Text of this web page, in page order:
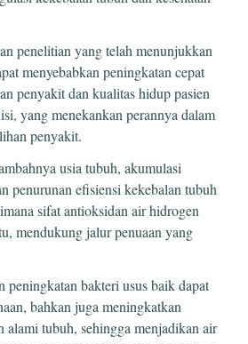
penelitian yang telah menunjukkan
menyebabkan peningkatan cepat
penyakit dan kualitas hidup pasien
yang menekankan perannya dalam
penyakit.
usia tubuh, akumulasi
penurunan efisiensi kekebalan tubuh
sifat antioksidan air hidrogen
mendukung jalur penuaan yang
peningkatan bakteri usus baik dapat
bahkan juga meningkatkan
alami tubuh, sehingga menjadikan air